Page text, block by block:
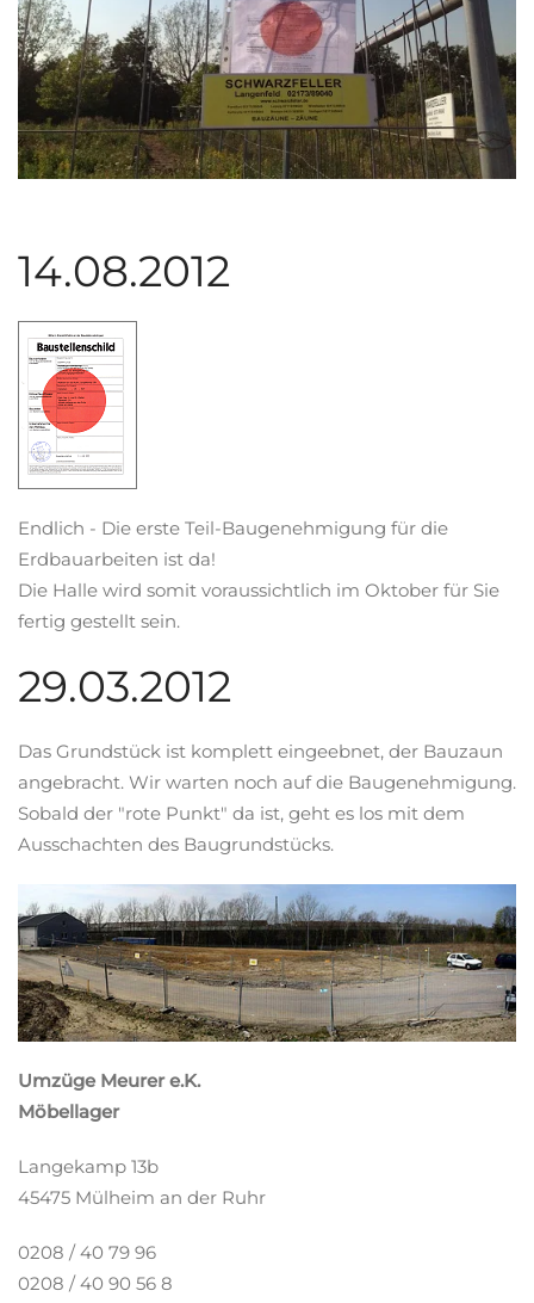
14.08.2012
Endlich - Die erste Teil-Baugenehmigung für die
Erdbauarbeiten ist da!
Die Halle wird somit voraussichtlich im Oktober für Sie
fertig gestellt sein.
29.03.2012
Das Grundstück ist komplett eingeebnet, der Bauzaun
angebracht. Wir warten noch auf die Baugenehmigung.
Sobald der "rote Punkt" da ist, geht es los mit dem
Ausschachten des Baugrundstücks.
Umzüge Meurer e.K.
Möbellager
Langekamp 13b
45475 Mülheim an der Ruhr
0208 / 40 79 96
0208 / 40 90 56 8